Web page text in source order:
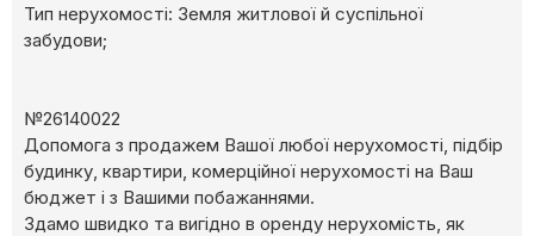
Тип нерухомості: Земля житлової й суспільної
забудови;
№26140022
Допомога з продажем Вашої любої нерухомості, підбір
будинку, квартири, комерційної нерухомості на Ваш
бюджет і з Вашими побажаннями.
Здамо швидко та вигідно в оренду нерухомість, як